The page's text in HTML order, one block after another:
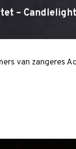
–
van zangeres